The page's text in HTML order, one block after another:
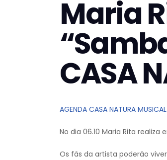
Maria
CASA
AGENDA CASA NATURA MUSICAL
No dia 06.10 Maria Rita realiza
Os fãs da artista poderão